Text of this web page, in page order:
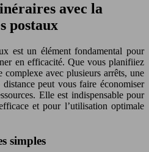
avec la
postaux
est un élément fondamental pour
en efficacité. Que vous planifiiez
avec plusieurs arrêts, une
peut vous faire économiser
Elle est indispensable pour
et pour l’utilisation optimale
simples